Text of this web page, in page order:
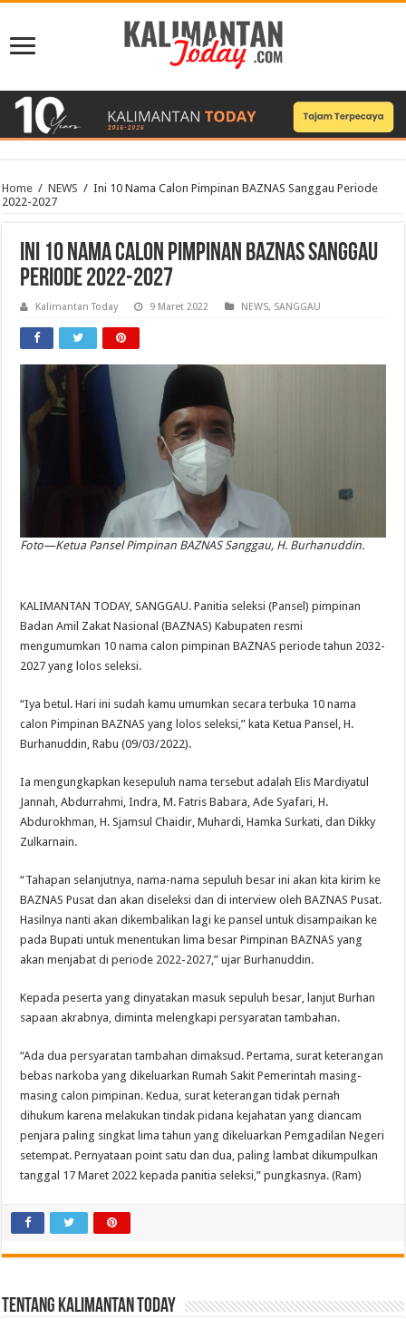
Home / NEWS / Ini 10 Nama Calon Pimpinan BAZNAS Sanggau Periode
2022-2027
Ini 10 Nama Calon Pimpinan BAZNAS Sanggau
Periode 2022-2027
Kalimantan Today 9 Maret 2022 NEWS, SANGGAU
Foto—Ketua Pansel Pimpinan BAZNAS Sanggau, H. Burhanuddin.
KALIMANTAN TODAY, SANGGAU. Panitia seleksi (Pansel) pimpinan
Badan Amil Zakat Nasional (BAZNAS) Kabupaten resmi
mengumumkan 10 nama calon pimpinan BAZNAS periode tahun 2032-
2027 yang lolos seleksi.
“Iya betul. Hari ini sudah kamu umumkan secara terbuka 10 nama
calon Pimpinan BAZNAS yang lolos seleksi,” kata Ketua Pansel, H.
Burhanuddin, Rabu (09/03/2022).
Ia mengungkapkan kesepuluh nama tersebut adalah Elis Mardiyatul
Jannah, Abdurrahmi, Indra, M. Fatris Babara, Ade Syafari, H.
Abdurokhman, H. Sjamsul Chaidir, Muhardi, Hamka Surkati, dan Dikky
Zulkarnain.
“Tahapan selanjutnya, nama-nama sepuluh besar ini akan kita kirim ke
BAZNAS Pusat dan akan diseleksi dan di interview oleh BAZNAS Pusat.
Hasilnya nanti akan dikembalikan lagi ke pansel untuk disampaikan ke
pada Bupati untuk menentukan lima besar Pimpinan BAZNAS yang
akan menjabat di periode 2022-2027,” ujar Burhanuddin.
Kepada peserta yang dinyatakan masuk sepuluh besar, lanjut Burhan
sapaan akrabnya, diminta melengkapi persyaratan tambahan.
“Ada dua persyaratan tambahan dimaksud. Pertama, surat keterangan
bebas narkoba yang dikeluarkan Rumah Sakit Pemerintah masing-
masing calon pimpinan. Kedua, surat keterangan tidak pernah
dihukum karena melakukan tindak pidana kejahatan yang diancam
penjara paling singkat lima tahun yang dikeluarkan Pemgadilan Negeri
setempat. Pernyataan point satu dan dua, paling lambat dikumpulkan
tanggal 17 Maret 2022 kepada panitia seleksi,” pungkasnya. (Ram)
Tentang Kalimantan Today